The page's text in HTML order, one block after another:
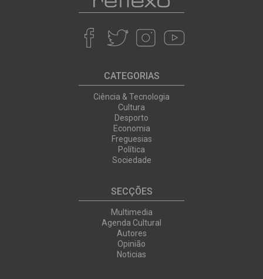
CATEGORIAS
Ciência & Tecnologia
Cultura
Desporto
Economia
Freguesias
Política
Sociedade
SECÇÕES
Multimedia
Agenda Cultural
Autores
Opinião
Noticias